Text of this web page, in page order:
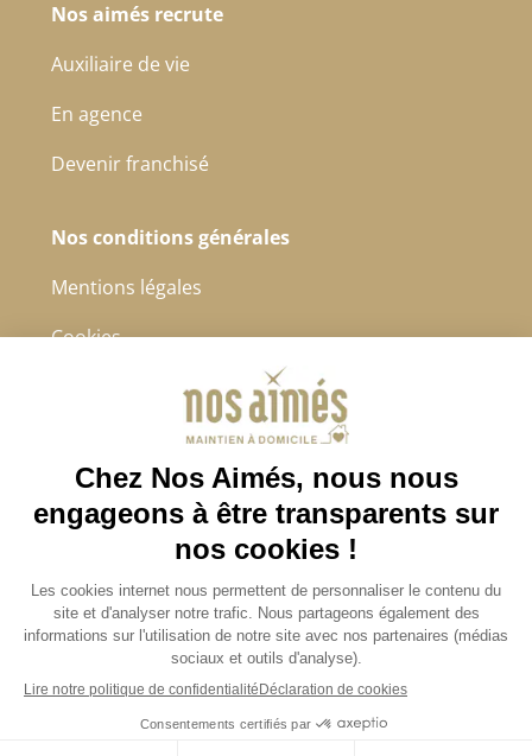
Je demande un devis JOBS / EMPLOIS
Nos aimés recrute
Auxiliaire de vie
En agence
Devenir franchisé
Nos conditions générales
Mentions légales
Cookies
Protection des données à caractère personnel
4.8/5
Sur 2232 avis récoltés.